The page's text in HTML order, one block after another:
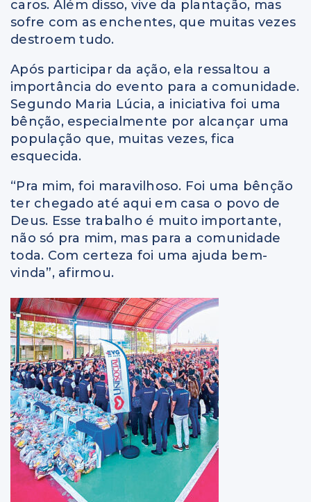
caros. Além disso, vive da plantação, mas
sofre com as enchentes, que muitas vezes
destroem tudo.
Após participar da ação, ela ressaltou a
importância do evento para a comunidade.
Segundo Maria Lúcia, a iniciativa foi uma
bênção, especialmente por alcançar uma
população que, muitas vezes, fica
esquecida.
“Pra mim, foi maravilhoso. Foi uma bênção
ter chegado até aqui em casa o povo de
Deus. Esse trabalho é muito importante,
não só pra mim, mas para a comunidade
toda. Com certeza foi uma ajuda bem-
vinda”, afirmou.